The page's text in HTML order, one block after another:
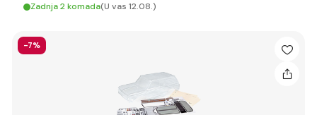
Zadnja 2 komada(U vas 12.08.)
-7%